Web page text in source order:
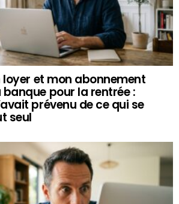
loyer et mon abonnement
pour la rentrée :
prévenu de ce qui se
seul